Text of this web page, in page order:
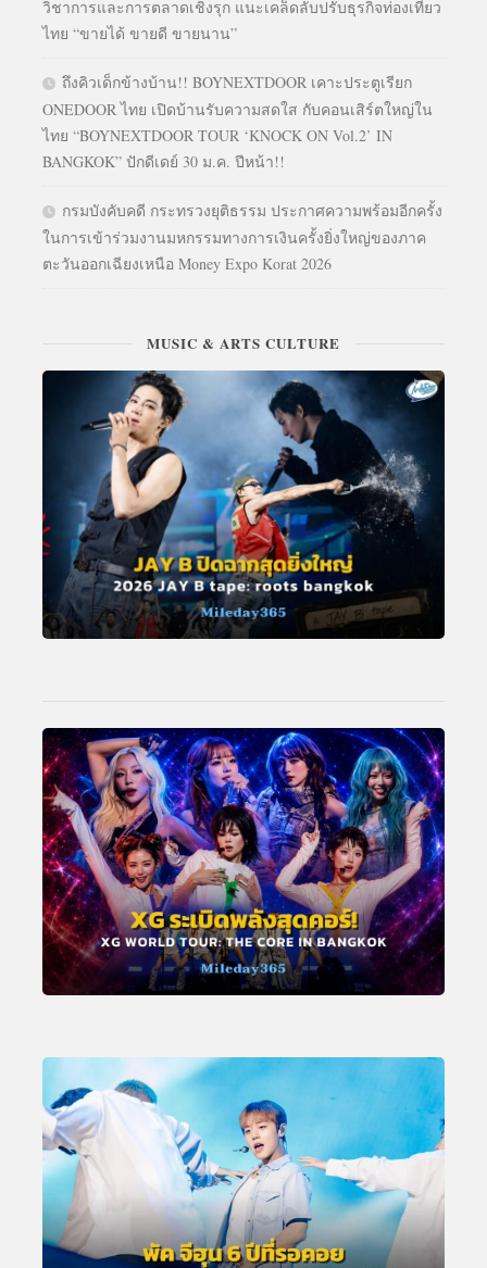
วิชาการและการตลาดเชิงรุก แนะเคล็ดลับปรับธุรกิจท่องเที่ยว
ไทย “ขายได้ ขายดี ขายนาน”
ถึงคิวเด็กข้างบ้าน!! BOYNEXTDOOR เคาะประตูเรียก
ONEDOOR ไทย เปิดบ้านรับความสดใส กับคอนเสิร์ตใหญ่ใน
ไทย “BOYNEXTDOOR TOUR ‘KNOCK ON Vol.2’ IN
BANGKOK” ปักดีเดย์ 30 ม.ค. ปีหน้า!!
กรมบังคับคดี กระทรวงยุติธรรม ประกาศความพร้อมอีกครั้ง
ในการเข้าร่วมงานมหกรรมทางการเงินครั้งยิ่งใหญ่ของภาค
ตะวันออกเฉียงเหนือ Money Expo Korat 2026
MUSIC & ARTS CULTURE